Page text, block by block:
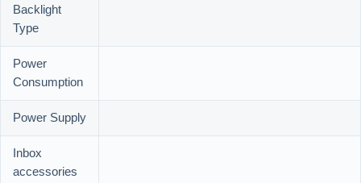
Backlight
Type
Power
Consumption
Power Supply
Inbox
accessories